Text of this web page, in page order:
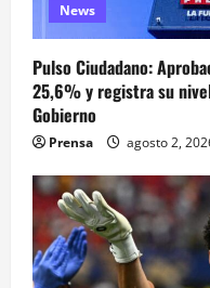
News
Pulso Ciudadano:
25,6% y registra su
Gobierno
Prensa agosto 2,